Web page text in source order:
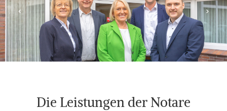
Die Leistungen der Notare